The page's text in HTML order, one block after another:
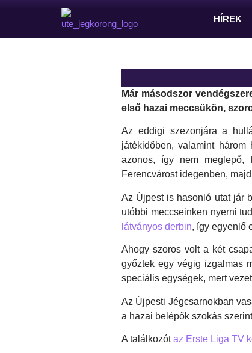
HÍREK
Már másodszor
első hazai meccsükön,
Az eddigi szezonjára a
játékidőben, valamint
azonos, így nem meglepő,
Ferencvárost idegenben,
Az Újpest is hasonló utat jár
utóbbi meccseinken nyerni
látványos derbin, így egyenlő
Ahogy szoros volt a két
győztek egy végig izgalmas
speciális egységek, mert
Az Újpesti Jégcsarnokban
a hazai belépők szokás
A találkozótaz Erste Liga TV